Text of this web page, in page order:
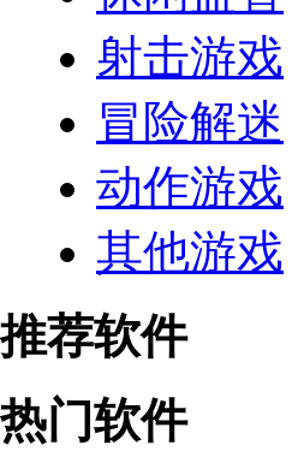
射击游戏
冒险解迷
动作游戏
其他游戏
推荐软件
热门软件